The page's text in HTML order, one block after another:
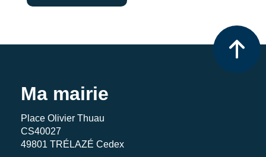
Ma mairie
Place Olivier Thuau
CS40027
49801 TRÉLAZÉ Cedex